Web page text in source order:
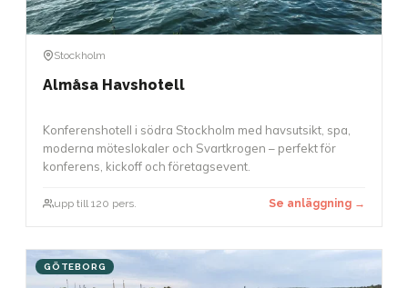
Stockholm
Almåsa Havshotell
Konferenshotell i södra Stockholm med havsutsikt, spa,
moderna möteslokaler och Svartkrogen – perfekt för
konferens, kickoff och företagsevent.
upp till 120 pers. Se anläggning →
GÖTEBORG